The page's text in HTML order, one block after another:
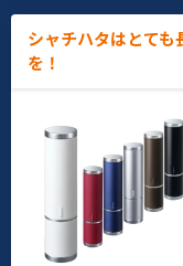
シャチハタはとて
を！